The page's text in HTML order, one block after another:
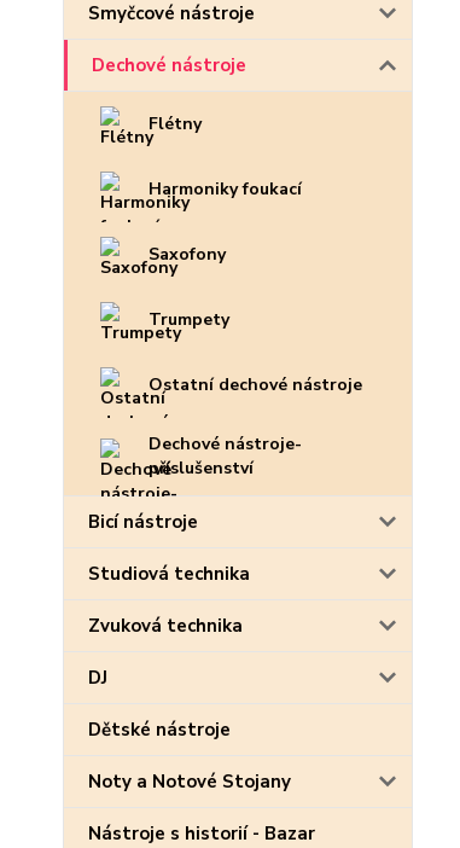
Smyčcové nástroje
Dechové nástroje
Flétny
Harmoniky foukací
Saxofony
Trumpety
Ostatní dechové nástroje
Dechové nástroje-
příslušenství
Bicí nástroje
Studiová technika
Zvuková technika
DJ
Dětské nástroje
Noty a Notové Stojany
Nástroje s historií - Bazar